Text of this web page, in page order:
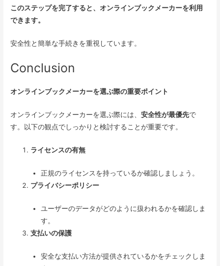
このステップを完了すると、オンラインブックメーカーを利用
できます。
安全性と簡単な手続きを重視しています。
Conclusion
オンラインブックメーカーを選ぶ際の重要ポイント
オンラインブックメーカーを選ぶ際には、安全性が最優先で
す。以下の観点でしっかりと検討することが重要です。
ライセンスの有無
正規のライセンスを持っているか確認しましょう。
プライバシーポリシー
ユーザーのデータがどのように扱われるかを確認しま
す。
支払いの保護
安全な支払い方法が提供されているかをチェックしま